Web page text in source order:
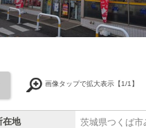
画像タップで拡大表示【1/1】
在地 茨城県つくば